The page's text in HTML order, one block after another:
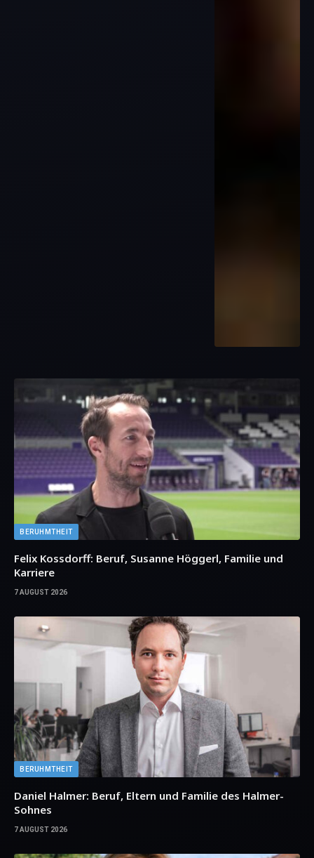
BERUHMTHEIT
Felix Kossdorff: Beruf, Susanne Höggerl, Familie und
Karriere
7 AUGUST 2026
BERUHMTHEIT
Daniel Halmer: Beruf, Eltern und Familie des Halmer-
Sohnes
7 AUGUST 2026